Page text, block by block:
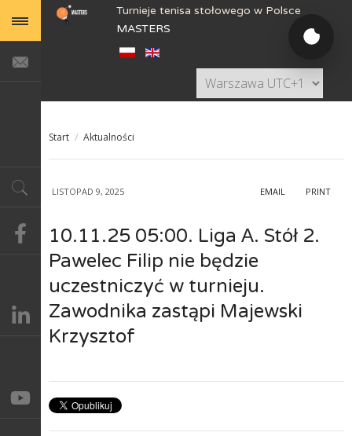
Turnieje tenisa stołowego w Polsce
MASTERS
Start / Aktualności
LISTOPAD 9, 2025 PRINT
EMAIL
10.11.25 05:00. Liga А. Stół 2.
Pawelec Filip nie będzie
uczestniczyć w turnieju.
Zawodnika zastąpi Majewski
Krzysztof